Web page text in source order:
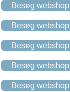
Besøg webshop
Besøg webshop
Besøg webshop
Besøg webshop
Besøg webshop